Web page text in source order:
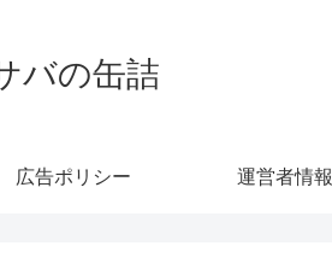
バの缶詰
広告ポリシー 運営者情報